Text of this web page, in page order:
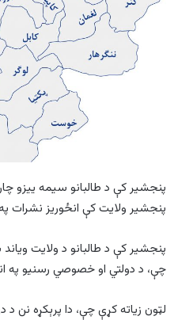
پنجشیر کې د طالبانو سیمه ییزو
پنجشیر ولایت کې انځوریز نشرات
‏پنجشیر کې د طالبانو د ولایت
چې، د دولتي او خصوصي رسنیو په
لټون زیاته کړې چې، دا پرېکړه نن